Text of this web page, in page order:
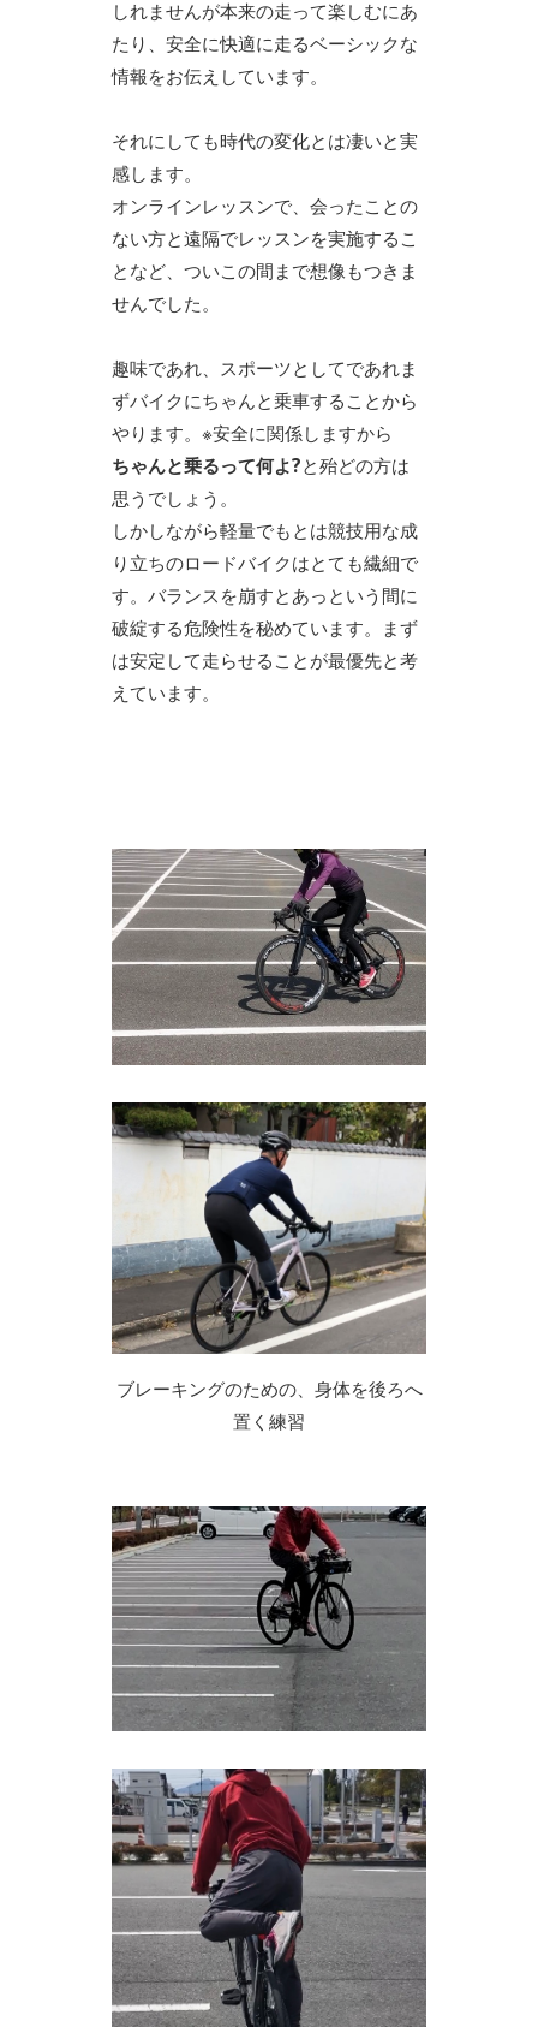
しれませんが本来の走って楽しむにあ
たり、安全に快適に走るベーシックな
情報をお伝えしています。
それにしても時代の変化とは凄いと実
感します。
オンラインレッスンで、会ったことの
ない方と遠隔でレッスンを実施するこ
となど、ついこの間まで想像もつきま
せんでした。
趣味であれ、スポーツとしてであれま
ずバイクにちゃんと乗車することから
やります。※安全に関係しますから
ちゃんと乗るって何よ?と殆どの方は
思うでしょう。
しかしながら軽量でもとは競技用な成
り立ちのロードバイクはとても繊細で
す。バランスを崩すとあっという間に
破綻する危険性を秘めています。まず
は安定して走らせることが最優先と考
えています。
ブレーキングのための、身体を後ろへ
置く練習